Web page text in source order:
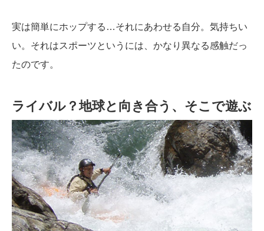
実は簡単にホップする…それにあわせる自分。気持ちい
い。それはスポーツというには、かなり異なる感触だっ
たのです。
ライバル？地球と向き合う、そこで遊ぶ